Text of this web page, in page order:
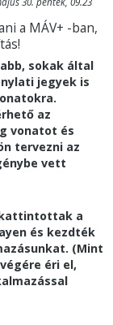
a MÁV+ -ban,
sokak által
jegyek is
az
vonatot és
tervezni az
vett
kattintottak a
és kezdték
(Mint
éri el,